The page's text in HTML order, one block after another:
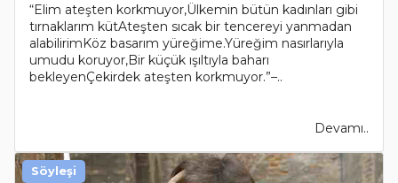
“Elim ateşten korkmuyor,Ülkemin bütün kadınları gibi
tırnaklarım kütAteşten sıcak bir tencereyi yanmadan
alabilirimKöz basarım yüreğime.Yüreğim nasırlarıyla
umudu koruyor,Bir küçük ışıltıyla baharı
bekleyenÇekirdek ateşten korkmuyor.”–..
Devamı..
Söyleşi